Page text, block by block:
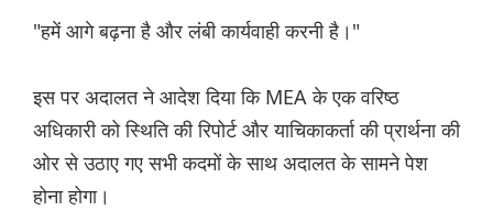
"हमें आगे बढ़ना है और लंबी कार्यवाही करनी है।"
इस पर अदालत ने आदेश दिया कि MEA के एक वरिष्ठ
अधिकारी को स्थिति की रिपोर्ट और याचिकाकर्ता की प्रार्थना की
ओर से उठाए गए सभी कदमों के साथ अदालत के सामने पेश
होना होगा।